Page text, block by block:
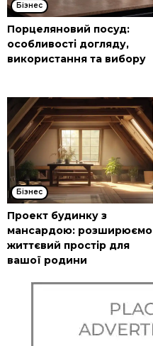
Бізнес
Порцеляновий посуд:
особливості догляду,
використання та вибору
Бізнес
Проект будинку з
мансардою: розширюємо
життєвий простір для
вашої родини